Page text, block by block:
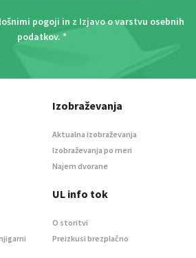
pogoji in z Izjavo o varstvu osebnih
podatkov. *
Izobraževanja
Aktualna izobraževanja
Izobraževanja po meri
Najem dvorane
UL info tok
O storitvi
Preizkusi brezplačno